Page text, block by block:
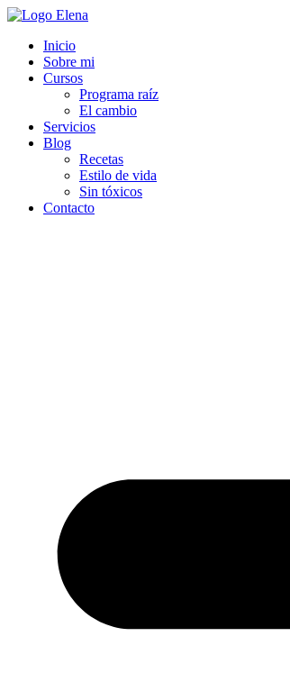
Inicio
Sobre mi
Cursos
Programa raíz
El cambio
Servicios
Blog
Recetas
Estilo de vida
Sin tóxicos
Contacto